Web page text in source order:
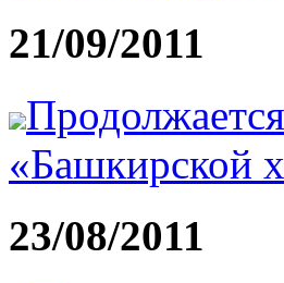
21/09/2011
«Башкирской
23/08/2011